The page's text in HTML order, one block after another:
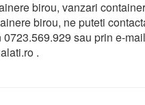
birou, vanzari
birou, ne puteti
sau prin e-
.